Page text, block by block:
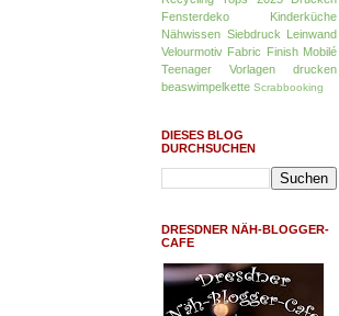
Fensterdeko
Kinderküche
Nähwissen Siebdruck Leinwand
Velourmotiv Fabric Finish Mobilé
Teenager
Vorlagen drucken
beaswimpelkette Scrabbooking
DIESES BLOG
DURCHSUCHEN
DRESDNER NÄH-BLOGGER-
CAFE